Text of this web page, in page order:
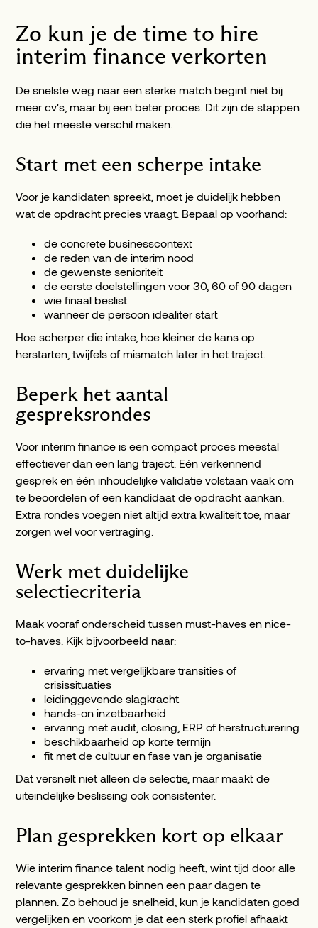
Zo kun je de time to hire
interim finance verkorten
De snelste weg naar een sterke match begint niet bij
meer cv's, maar bij een beter proces. Dit zijn de stappen
die het meeste verschil maken.
Start met een scherpe intake
Voor je kandidaten spreekt, moet je duidelijk hebben
wat de opdracht precies vraagt. Bepaal op voorhand:
de concrete businesscontext
de reden van de interim nood
de gewenste senioriteit
de eerste doelstellingen voor 30, 60 of 90 dagen
wie finaal beslist
wanneer de persoon idealiter start
Hoe scherper die intake, hoe kleiner de kans op
herstarten, twijfels of mismatch later in het traject.
Beperk het aantal
gespreksrondes
Voor interim finance is een compact proces meestal
effectiever dan een lang traject. Eén verkennend
gesprek en één inhoudelijke validatie volstaan vaak om
te beoordelen of een kandidaat de opdracht aankan.
Extra rondes voegen niet altijd extra kwaliteit toe, maar
zorgen wel voor vertraging.
Werk met duidelijke
selectiecriteria
Maak vooraf onderscheid tussen must-haves en nice-
to-haves. Kijk bijvoorbeeld naar:
ervaring met vergelijkbare transities of
crisissituaties
leidinggevende slagkracht
hands-on inzetbaarheid
ervaring met audit, closing, ERP of herstructurering
beschikbaarheid op korte termijn
fit met de cultuur en fase van je organisatie
Dat versnelt niet alleen de selectie, maar maakt de
uiteindelijke beslissing ook consistenter.
Plan gesprekken kort op elkaar
Wie interim finance talent nodig heeft, wint tijd door alle
relevante gesprekken binnen een paar dagen te
plannen. Zo behoud je snelheid, kun je kandidaten goed
vergelijken en voorkom je dat een sterk profiel afhaakt